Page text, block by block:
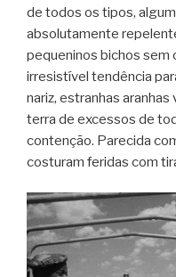
de todos os tipos,
absolutamente
pequeninos bichos sem
irresistível tendência
nariz, estranhas
terra de excessos de
contenção. Parecida
costuram feridas com